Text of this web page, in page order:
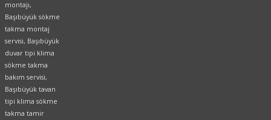
montajı,
Başıbüyük sökme
takma montaj
servisi, Başıbüyük
duvar tipi klima
sökme takma
bakım servisi,
Başıbüyük tavan
tipi klima sökme
takma tamir